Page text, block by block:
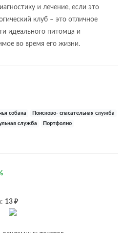
и лечение, если это
клуб – это отличное
идеального питомца и
во время его жизни.
собака Поисково- спасательная служба
служба Портфолио
13 ₽